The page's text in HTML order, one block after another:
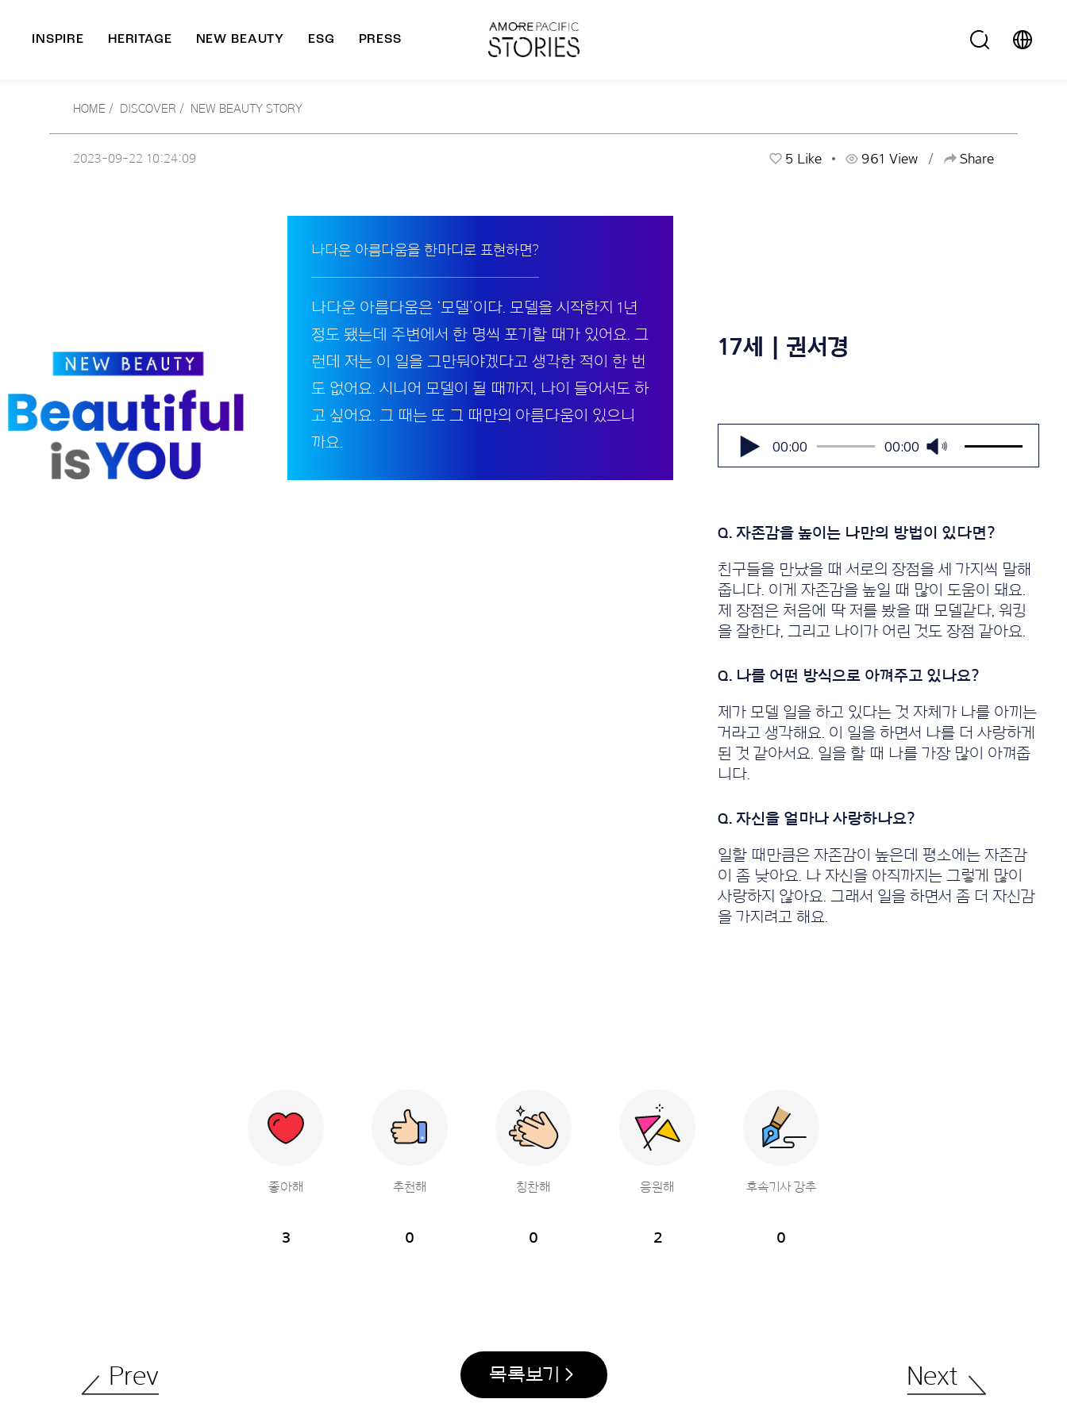
INSPIRE HERITAGE NEW BEAUTY ESG PRESS
HOME / DISCOVER / NEW BEAUTY STORY
2023-09-22 10:24:09 5 Like 961 View Share
나다운 아름다움을 한마디로 표현하면?
나다운 아름다움은 ‘모델’이다. 모델을 시작한지 1년
정도 됐는데 주변에서 한 명씩 포기할 때가 있어요. 그
런데 저는 이 일을 그만둬야겠다고 생각한 적이 한 번
도 없어요. 시니어 모델이 될 때까지, 나이 들어서도 하
고 싶어요. 그 때는 또 그 때만의 아름다움이 있으니
까요.
17세 | 권서경
이
00:00 00:00
볼
륨
높
줄
이
면
상/
하
화
살
표
사
용
세
요.
친구들을 만났을 때 서로의 장점을 세 가지씩 말해
줍니다. 이게 자존감을 높일 때 많이 도움이 돼요.
제 장점은 처음에 딱 저를 봤을 때 모델같다, 워킹
을 잘한다, 그리고 나이가 어린 것도 장점 같아요.
제가 모델 일을 하고 있다는 것 자체가 나를 아끼는
거라고 생각해요. 이 일을 하면서 나를 더 사랑하게
된 것 같아서요. 일을 할 때 나를 가장 많이 아껴줍
니다.
일할 때만큼은 자존감이 높은데 평소에는 자존감
이 좀 낮아요. 나 자신을 아직까지는 그렇게 많이
사랑하지 않아요. 그래서 일을 하면서 좀 더 자신감
을 가지려고 해요.
좋아해
3
추천해
0
칭찬해
0
응원해
2
후속기사 강추
0
목록보기
Prev Next